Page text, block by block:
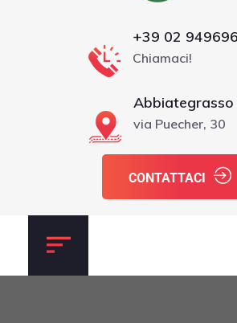
+39 02
Chiamaci!
Abbiategrasso
via Puecher, 30
CONTATTACI